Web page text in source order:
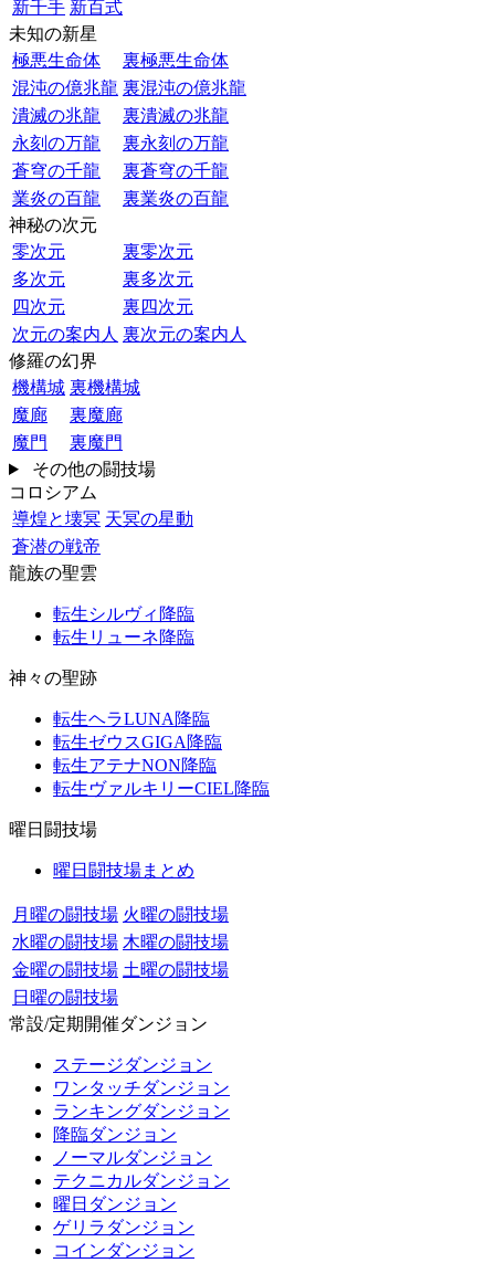
新千手 新百式
未知の新星
極悪生命体
裏極悪生命体
混沌の億兆龍 裏混沌の億兆龍
潰滅の兆龍
裏潰滅の兆龍
永刻の万龍
裏永刻の万龍
蒼穹の千龍
裏蒼穹の千龍
業炎の百龍
裏業炎の百龍
神秘の次元
零次元
裏零次元
多次元
裏多次元
四次元
裏四次元
次元の案内人 裏次元の案内人
修羅の幻界
機構城 裏機構城
魔廊
裏魔廊
魔門
裏魔門
その他の闘技場
コロシアム
導煌と壊冥 天冥の星動
蒼潜の戦帝
龍族の聖雲
転生シルヴィ降臨
転生リューネ降臨
神々の聖跡
転生ヘラLUNA降臨
転生ゼウスGIGA降臨
転生アテナNON降臨
転生ヴァルキリーCIEL降臨
曜日闘技場
曜日闘技場まとめ
月曜の闘技場 火曜の闘技場
水曜の闘技場 木曜の闘技場
金曜の闘技場 土曜の闘技場
日曜の闘技場
常設/定期開催ダンジョン
ステージダンジョン
ワンタッチダンジョン
ランキングダンジョン
降臨ダンジョン
ノーマルダンジョン
テクニカルダンジョン
曜日ダンジョン
ゲリラダンジョン
コインダンジョン